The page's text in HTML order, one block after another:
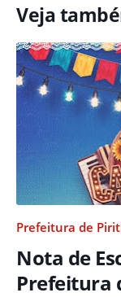
Veja
Prefeitura de
Nota de
Prefeitura